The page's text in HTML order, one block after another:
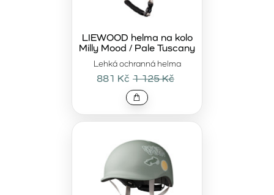
Lehká ochranná helma
LIEWOOD helma na kolo
Milly Mood / Pale Tuscany
881 Kč 1 125 Kč